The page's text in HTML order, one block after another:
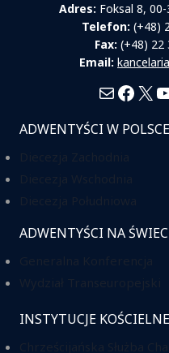
Adres: Foksal 8, 00-
Telefon: (+48)
Fax: (+48) 22
Email:
MailX
ADWENTYŚCI W POLSCE
ADWENTYŚCI NA
INSTYTUCJE KOŚCIELNE